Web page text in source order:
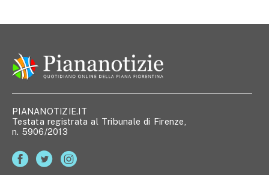
PIANANOTIZIE.IT
Testata registrata al Tribunale di Firenze,
n. 5906/2013